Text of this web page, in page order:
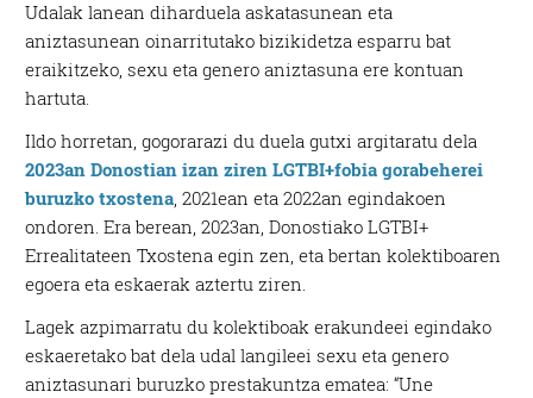
Udalak lanean diharduela askatasunean eta
aniztasunean oinarritutako bizikidetza esparru bat
eraikitzeko, sexu eta genero aniztasuna ere kontuan
hartuta.
Ildo horretan, gogorarazi du duela gutxi argitaratu dela
2023an Donostian izan ziren LGTBI+fobia gorabeherei
buruzko txostena , 2021ean eta 2022an egindakoen
ondoren. Era berean, 2023an, Donostiako LGTBI+
Errealitateen Txostena egin zen, eta bertan kolektiboaren
egoera eta eskaerak aztertu ziren.
Lagek azpimarratu du kolektiboak erakundeei egindako
eskaeretako bat dela udal langileei sexu eta genero
aniztasunari buruzko prestakuntza ematea: “Une